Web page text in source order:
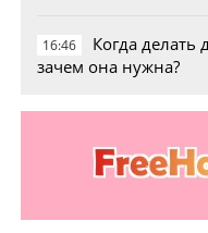
16:46
Когда делать
зачем она нужна?